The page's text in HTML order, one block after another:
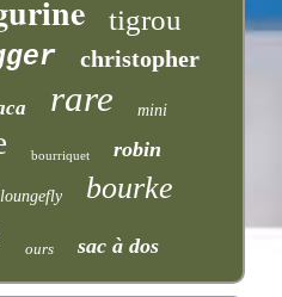
tigrou
christopher
rare mini
bourriquet robin
loungefly bourke
ours sac à dos